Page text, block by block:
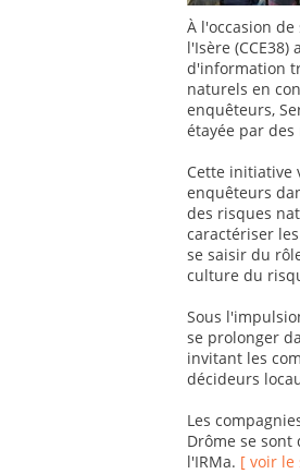
À l'occasion
l'Isère
d'information
naturels en
enquêteurs,
étayée par
Cette initiative
enquêteurs
des risques
caractériser
se saisir du
culture du
Sous
se prolonger
invitant les
décideurs
Les
Drôme se
l'IRMa. [ voir le